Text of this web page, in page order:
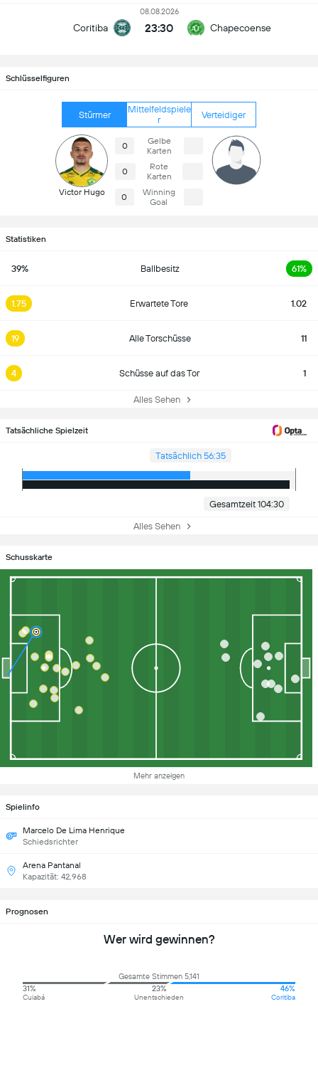
Coritiba
08.08.2026
23:30 Chapecoense
Schlüsselfiguren
Stürmer
Mittelfeldspiele
r
Verteidiger
Victor Hugo
0
Gelbe
Karten
0
Rote
Karten
0
Winning
Goal
Statistiken
39% Ballbesitz 61%
1.75 Erwartete Tore 1.02
19 Alle Torschüsse 11
4 Schüsse auf das Tor 1
Alles Sehen
Tatsächliche Spielzeit
Tatsächlich 56:35
Gesamtzeit 104:30
Alles Sehen
Schusskarte
Mehr anzeigen
Spielinfo
Marcelo De Lima Henrique
Schiedsrichter
Arena Pantanal
Kapazität: 42,968
Prognosen
Wer wird gewinnen?
Gesamte Stimmen 5,141
31%
Cuiabá
23%
Unentschieden
46%
Coritiba